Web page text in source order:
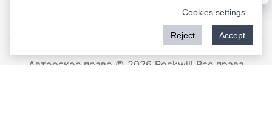
сайт
Авторское право © 2026 Rockwill Все права
Cookies settings
Reject Accept